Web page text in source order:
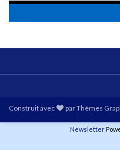
Construit avec parThèmes
Newsletter